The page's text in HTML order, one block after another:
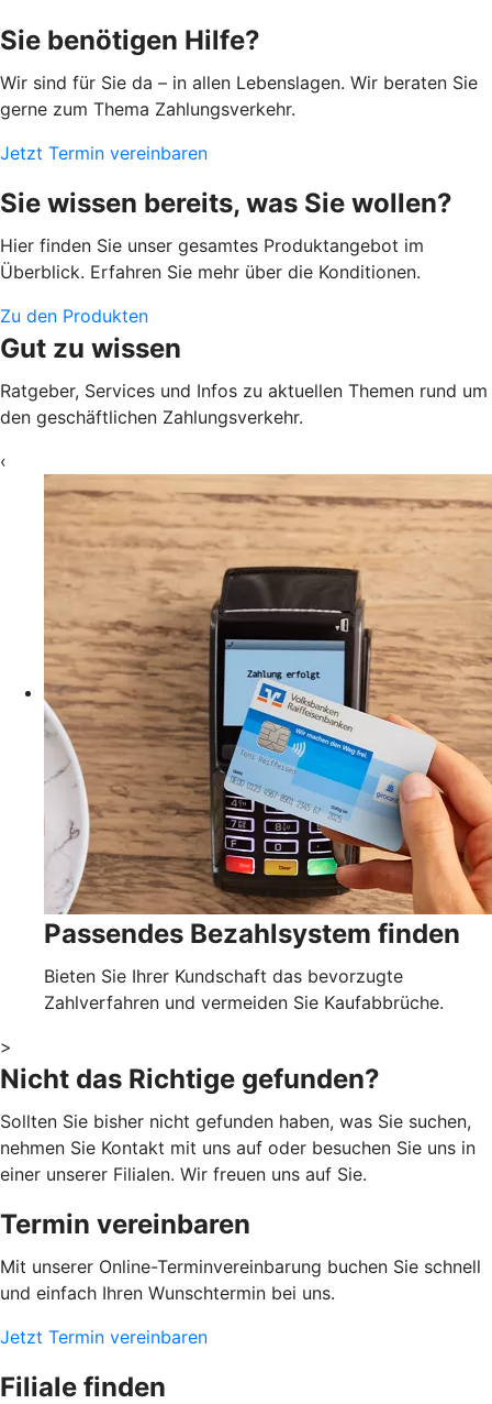
Sie benötigen Hilfe?
Wir sind für Sie da – in allen Lebenslagen. Wir beraten Sie
gerne zum Thema Zahlungsverkehr.
Jetzt Termin vereinbaren
Sie wissen bereits, was Sie wollen?
Hier finden Sie unser gesamtes Produktangebot im
Überblick. Erfahren Sie mehr über die Konditionen.
Zu den Produkten
Gut zu wissen
Ratgeber, Services und Infos zu aktuellen Themen rund um
den geschäftlichen Zahlungsverkehr.
‹
Passendes Bezahlsystem finden
Bieten Sie Ihrer Kundschaft das bevorzugte
Zahlverfahren und vermeiden Sie Kaufabbrüche.
>
Nicht das Richtige gefunden?
Sollten Sie bisher nicht gefunden haben, was Sie suchen,
nehmen Sie Kontakt mit uns auf oder besuchen Sie uns in
einer unserer Filialen. Wir freuen uns auf Sie.
Termin vereinbaren
Mit unserer Online-Terminvereinbarung buchen Sie schnell
und einfach Ihren Wunschtermin bei uns.
Jetzt Termin vereinbaren
Filiale finden